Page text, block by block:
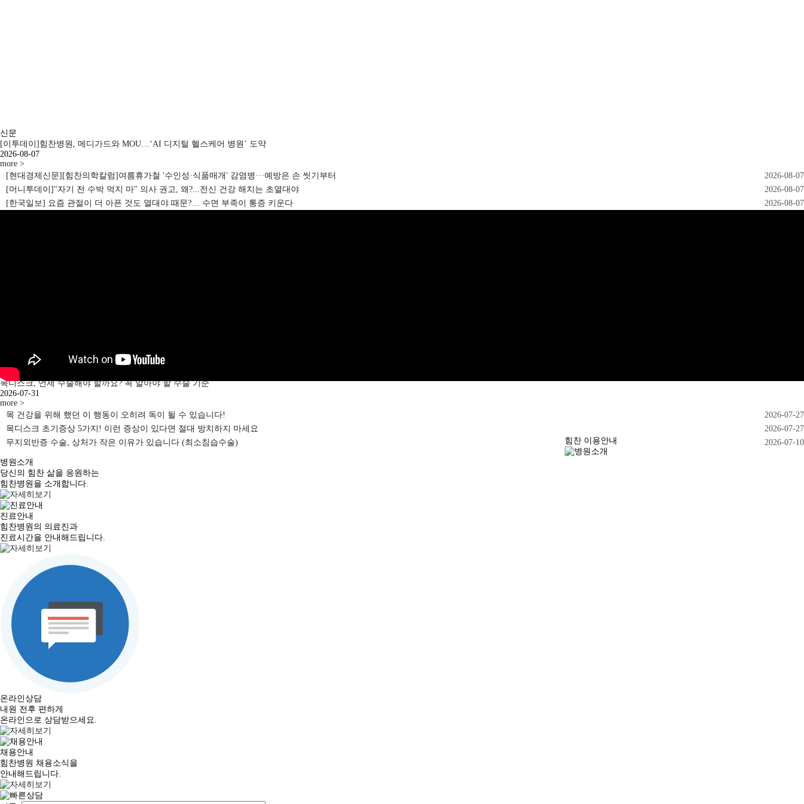
신문
[이투데이] 힘찬병원, 메디가드와 MOU…‘AI 디지털 헬스케어 병원’ 도약
2026-08-07
more >
[현대경제신문] [힘찬의학칼럼]여름휴가철 '수인성·식품매개' 감염병···예방은 손 씻기부터
2026-08-07
[머니투데이] "자기 전 수박 먹지 마" 의사 권고, 왜?...전신 건강 해치는 초열대야
2026-08-07
[한국일보] 요즘 관절이 더 아픈 것도 열대야 때문?… 수면 부족이 통증 키운다 2026-08-07
목디스크, 언제 수술해야 할까요? 꼭 알아야 할 수술 기준
2026-07-31
more >
목 건강을 위해 했던 이 행동이 오히려 독이 될 수 있습니다!
2026-07-27
목디스크 초기증상 5가지! 이런 증상이 있다면 절대 방치하지 마세요
2026-07-27
무지외반증 수술, 상처가 작은 이유가 있습니다 (최소침습수술)
2026-07-10
힘찬 이용안내
병원소개
당신의 힘찬 삶을 응원하는
힘찬병원을 소개합니다.
진료안내
힘찬병원의 의료진과
진료시간을 안내해드립니다.
온라인상담
내원 전후 편하게
온라인으로 상담받으세요.
채용안내
힘찬병원 채용소식을
안내해드립니다.